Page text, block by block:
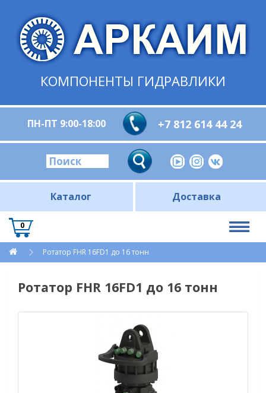
КОМПОНЕНТЫ ГИДРАВЛИКИ
ПН-ПТ 9:00-18:00 +7 812 614 44 24
Каталог Доставка
0
Ротатор FHR 16FD1 до 16 тонн
Ротатор FHR 16FD1 до 16 тонн